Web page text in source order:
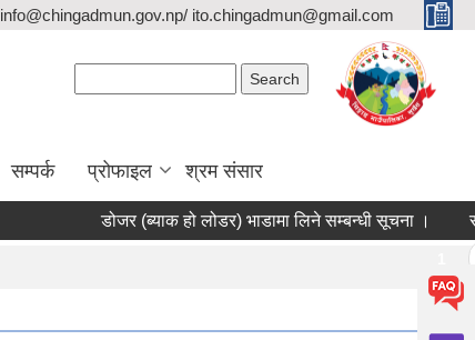
info@chingadmun.gov.np/ ito.chingadmun@gmail.com
सम्पर्क प्रोफाइल श्रम संसार
डोजर (ब्याक हो लोडर) भाडामा लिने सम्बन्धी सूचना ।